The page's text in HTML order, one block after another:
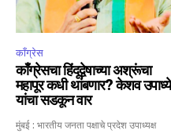
काँग्रेस
काँग्रेसचा हिंदूद्वेषाच्या अश्रूंचा
महापूर कधी थांबणार? केशव उपाध्ये
यांचा सडकून वार
मुंबई : भारतीय जनता पक्षाचे प्रदेश उपाध्यक्ष